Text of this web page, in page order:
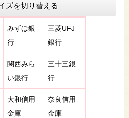
ズを切り替える
みずほ銀
行
三菱UFJ
銀行
関西みら
い銀行
三十三銀
行
大和信用
金庫
奈良信用
金庫